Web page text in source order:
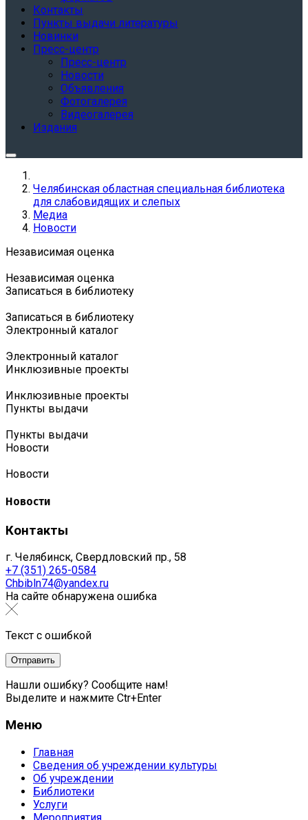
Контакты
Пункты выдачи литературы
Новинки
Пресс-центр
Пресс-центр
Новости
Объявления
Фотогалерея
Видеогалерея
Издания
Челябинская областная специальная библиотека
для слабовидящих и слепых
Медиа
Новости
Независимая оценка
Независимая оценка
Записаться в библиотеку
Записаться в библиотеку
Электронный каталог
Электронный каталог
Инклюзивные проекты
Инклюзивные проекты
Пункты выдачи
Пункты выдачи
Новости
Новости
Новости
Контакты
г. Челябинск, Свердловский пр., 58
+7 (351) 265-0584
Chbibln74@yandex.ru
На сайте обнаружена ошибка
Текст с ошибкой
Нашли ошибку? Сообщите нам!
Выделите и нажмите Ctr+Enter
Меню
Главная
Сведения об учреждении культуры
Об учреждении
Библиотеки
Услуги
Мероприятия